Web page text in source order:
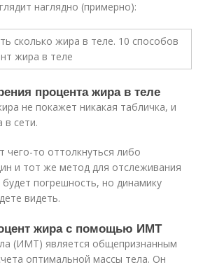
наглядно (примерно):
процента жира в теле
не покажет никакая табличка, и
в сети.
то оттолкнуться либо
и тот же метод для отслеживания
будет погрешность, но динамику
видеть.
жира с помощью ИМТ
(ИМТ) является общепризнанным
оптимальной массы тела. Он